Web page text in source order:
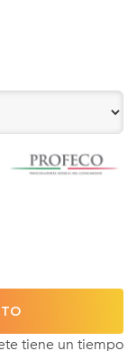
tiene un tiempo